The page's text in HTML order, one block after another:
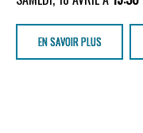
EN SAVOIR PLUS